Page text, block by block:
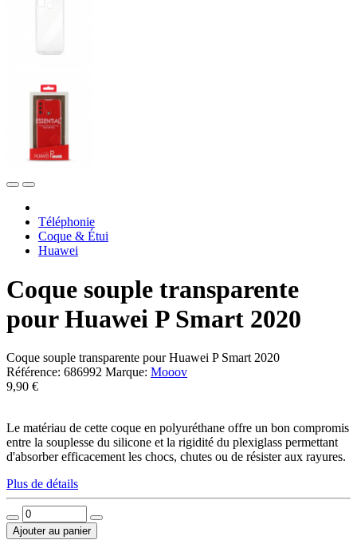
Téléphonie
Coque & Étui
Huawei
Coque souple transparente
pour Huawei P Smart 2020
Coque souple transparente pour Huawei P Smart 2020
Référence: 686992 Marque: Mooov
9,90 €
Le matériau de cette coque en polyuréthane offre un bon compromis
entre la souplesse du silicone et la rigidité du plexiglass permettant
d'absorber efficacement les chocs, chutes ou de résister aux rayures.
Plus de détails
Ajouter au panier